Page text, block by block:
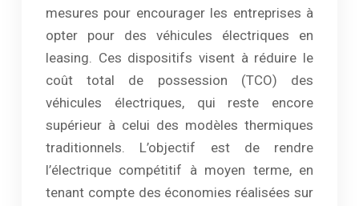
mesures pour encourager les entreprises à
opter pour des véhicules électriques en
leasing. Ces dispositifs visent à réduire le
coût total de possession (TCO) des
véhicules électriques, qui reste encore
supérieur à celui des modèles thermiques
traditionnels. L’objectif est de rendre
l’électrique compétitif à moyen terme, en
tenant compte des économies réalisées sur